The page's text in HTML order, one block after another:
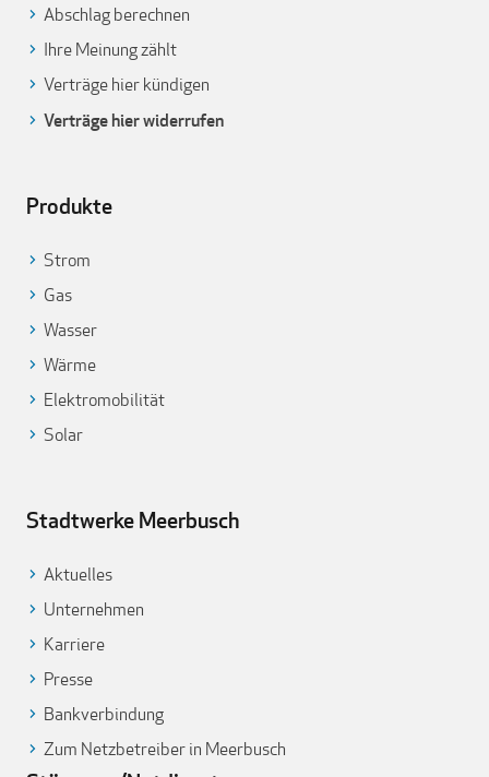
Abschlag berechnen
Ihre Meinung zählt
Verträge hier kündigen
Verträge hier widerrufen
Produkte
Strom
Gas
Wasser
Wärme
Elektromobilität
Solar
Stadtwerke Meerbusch
Aktuelles
Unternehmen
Karriere
Presse
Bankverbindung
Zum Netzbetreiber in Meerbusch